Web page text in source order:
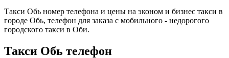
Такси Обь номер телефона и цены на эконом и бизнес такси в
городе Обь, телефон для заказа с мобильного - недорогого
городского такси в Оби.
Такси Обь телефон